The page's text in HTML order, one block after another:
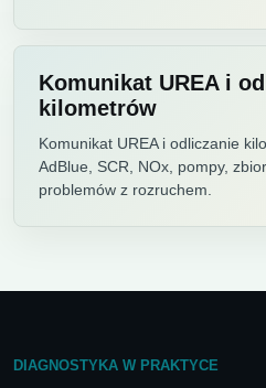
Komunikat UREA i
kilometrów
Komunikat UREA i odliczanie
AdBlue, SCR, NOx, pompy,
problemów z rozruchem.
DIAGNOSTYKA W PRAKTYCE